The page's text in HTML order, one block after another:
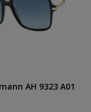
AH 9323 A01